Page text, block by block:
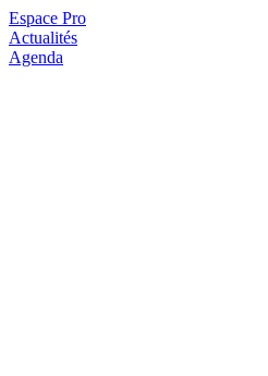
Espace Pro
Actualités
Agenda